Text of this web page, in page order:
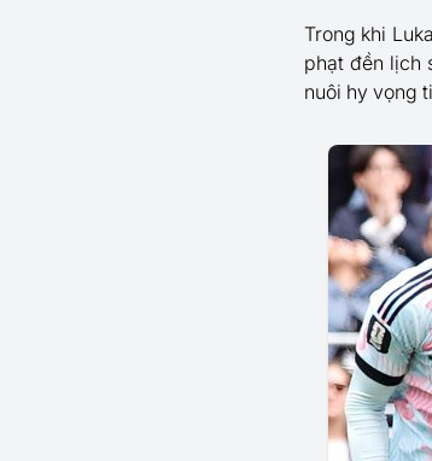
Trong khi
phạt đền lịch
nuôi hy vọng